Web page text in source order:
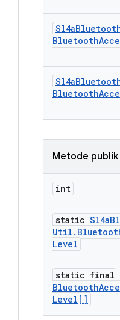
Sl4a
Bluetooth
Sl4a
Bluetooth
Metode publik
int
static Sl4a
Util .
Level
static final
Bluetooth
Level[]